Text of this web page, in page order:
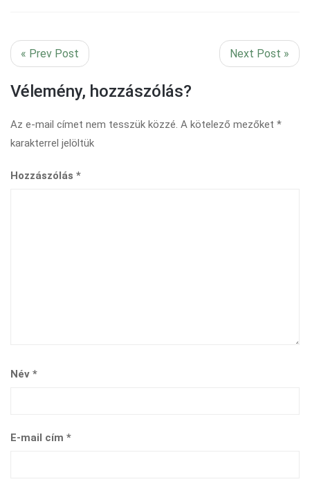
« Prev Post Next Post »
Vélemény, hozzászólás?
Az e-mail címet nem tesszük közzé. A kötelező mezőket *
karakterrel jelöltük
Hozzászólás *
Név *
E-mail cím *